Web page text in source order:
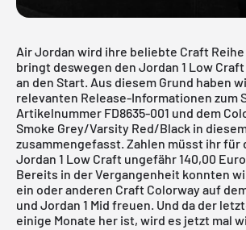
Air Jordan wird ihre beliebte Craft
bringt deswegen den Jordan 1 Low Craft
an den Start. Aus diesem Grund haben
relevanten Release-Informationen zum
Artikelnummer FD8635-001 und dem
Smoke Grey/Varsity Red/Black in
zusammengefasst. Zahlen müsst ihr für
Jordan 1 Low Craft ungefähr 140,00
Bereits in der Vergangenheit konnten
ein oder anderen Craft Colorway auf
und Jordan 1 Mid freuen. Und da der
einige Monate her ist, wird es jetzt mal